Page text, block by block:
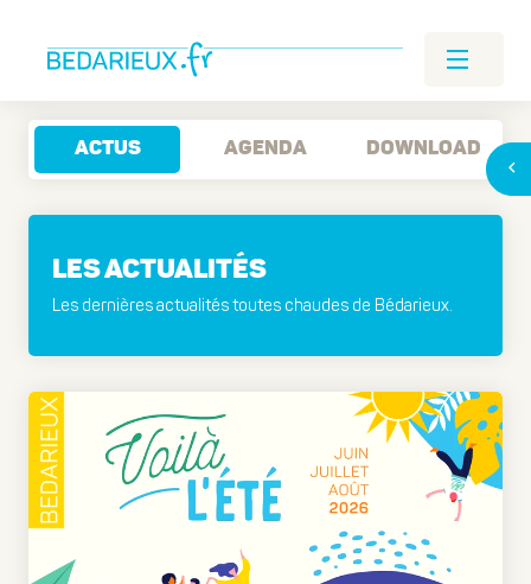
ACTUS AGENDA DOWNLOAD
LES ACTUALITÉS
Les dernières actualités toutes chaudes de Bédarieux.